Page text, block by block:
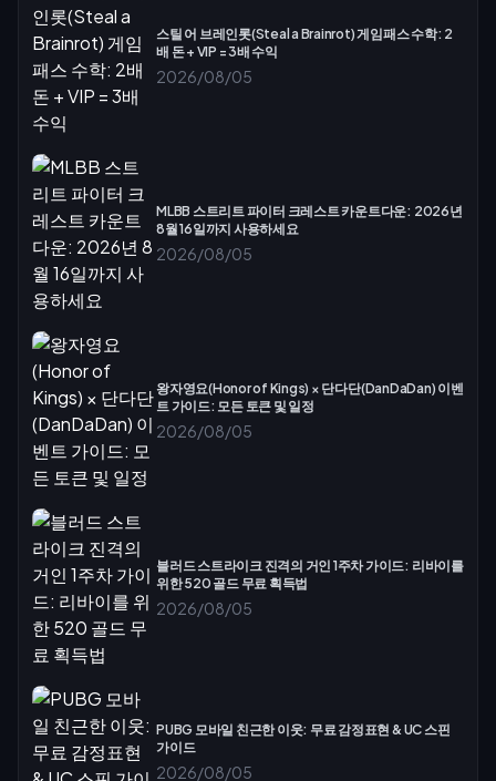
스틸 어 브레인롯(Steal a Brainrot) 게임패스 수학: 2
배 돈 + VIP = 3배 수익
2026/08/05
MLBB 스트리트 파이터 크레스트 카운트다운: 2026년
8월 16일까지 사용하세요
2026/08/05
왕자영요(Honor of Kings) × 단다단(DanDaDan) 이벤
트 가이드: 모든 토큰 및 일정
2026/08/05
블러드 스트라이크 진격의 거인 1주차 가이드: 리바이를
위한 520 골드 무료 획득법
2026/08/05
PUBG 모바일 친근한 이웃: 무료 감정표현 & UC 스핀
가이드
2026/08/05